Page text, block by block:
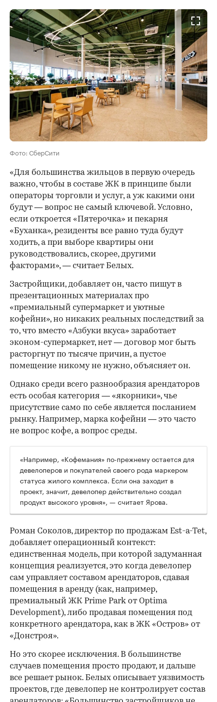
Фото: СберСити
«Для большинства жильцов в первую очередь
важно, чтобы в составе ЖК в принципе были
операторы торговли и услуг, а уж какими они
будут — вопрос не самый ключевой. Условно,
если откроется «Пятерочка» и пекарня
«Буханка», резиденты все равно туда будут
ходить, а при выборе квартиры они
руководствовались, скорее, другими
факторами», — считает Белых.
Застройщики, добавляет он, часто пишут в
презентационных материалах про
«премиальный супермаркет и уютные
кофейни», но никаких реальных последствий за
то, что вместо «Азбуки вкуса» заработает
эконом-супермаркет, нет — договор мог быть
расторгнут по тысяче причин, а пустое
помещение никому не нужно, объясняет он.
Однако среди всего разнообразия арендаторов
есть особая категория — «якорники», чье
присутствие само по себе является посланием
рынку. Например, марка кофейни — это часто
не вопрос кофе, а вопрос среды.
«Например, «Кофемания» по-прежнему остается для
девелоперов и покупателей своего рода маркером
статуса жилого комплекса. Если она заходит в
проект, значит, девелопер действительно создал
продукт высокого уровня», — считает Ярова.
Роман Соколов, директор по продажам Est-a-Tet,
добавляет операционный контекст:
единственная модель, при которой задуманная
концепция реализуется, это когда девелопер
сам управляет составом арендаторов, сдавая
помещения в аренду (как, например,
премиальный ЖК Prime Park от Optima
Development), либо продавая помещения под
конкретного арендатора, как в ЖК «Остров» от
«Донстроя».
Но это скорее исключения. В большинстве
случаев помещения просто продают, и дальше
все решает рынок. Белых описывает уязвимость
проектов, где девелопер не контролирует состав